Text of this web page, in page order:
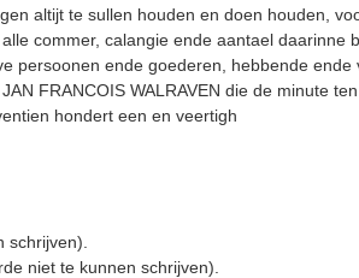
altijt te sullen houden en doen houden,
commer, calangie ende aantael
persoonen ende goederen, hebbende
FRANCOIS WALRAVEN die de minute
hondert een en veertigh
schrij­ven).
niet te kunnen schrijven).